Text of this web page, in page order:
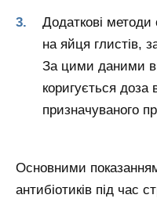
Додаткові методи
на яйця глистів,
За цими даними
коригується доза
призначуваного
Основними
антибіотиків під час